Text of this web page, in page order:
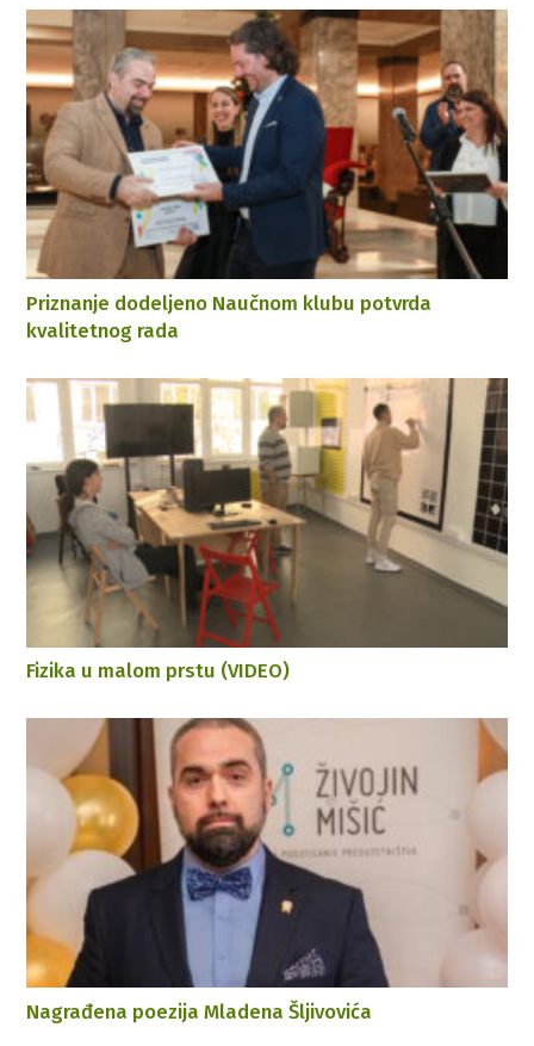
Priznanje dodeljeno Naučnom klubu potvrda
kvalitetnog rada
Fizika u malom prstu (VIDEO)
Nagrađena poezija Mladena Šljivovića